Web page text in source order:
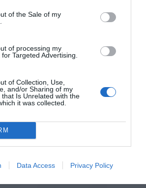
of the Sale of my
of processing my
Targeted Advertising.
of Collection, Use,
and/or Sharing of my
that Is Unrelated with the
it was collected.
Data Access Privacy Policy